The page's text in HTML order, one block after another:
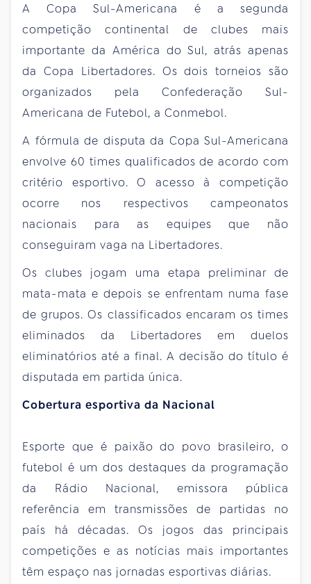
A Copa Sul-Americana é a segunda
competição continental de clubes mais
importante da América do Sul, atrás apenas
da Copa Libertadores. Os dois torneios são
organizados pela Confederação Sul-
Americana de Futebol, a Conmebol.
A fórmula de disputa da Copa Sul-Americana
envolve 60 times qualificados de acordo com
critério esportivo. O acesso à competição
ocorre nos respectivos campeonatos
nacionais para as equipes que não
conseguiram vaga na Libertadores.
Os clubes jogam uma etapa preliminar de
mata-mata e depois se enfrentam numa fase
de grupos. Os classificados encaram os times
eliminados da Libertadores em duelos
eliminatórios até a final. A decisão do título é
disputada em partida única.
Cobertura esportiva da Nacional
Esporte que é paixão do povo brasileiro, o
futebol é um dos destaques da programação
da Rádio Nacional, emissora pública
referência em transmissões de partidas no
país há décadas. Os jogos das principais
competições e as notícias mais importantes
têm espaço nas jornadas esportivas diárias.